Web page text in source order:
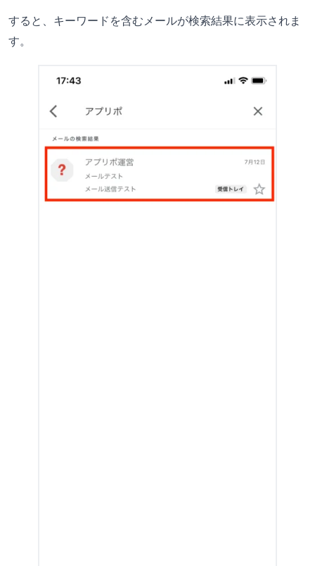
すると、キーワードを含むメールが検索結果に表示されま
す。